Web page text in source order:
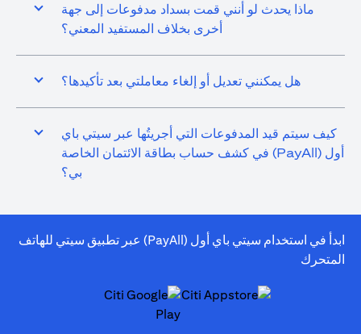
ماذا يحدث لو أنني قمت بسداد مدفوعات إلى جهة
أخرى بخلاف المستفيد المعني؟
هل يمكنني تعديل أو إلغاء معاملتي بعد تأكيدها؟
كيف سيتم قيد المدفوعات التي أجريتُها عبر سيتي باي
أول (PayAll) في كشف حساب بطاقة الائتمان الخاصة
بي؟
ابدأ في استخدام سيتي باي أول (PayAll) عبر تطبيق سيتي للهاتف
المتحرك